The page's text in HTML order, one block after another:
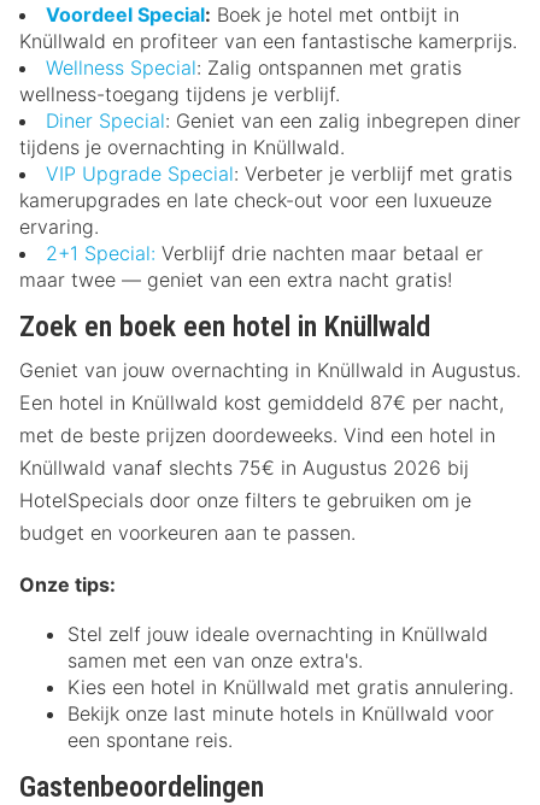
Voordeel Special: Boek je hotel met ontbijt in
Knüllwald en profiteer van een fantastische kamerprijs.
Wellness Special: Zalig ontspannen met gratis
wellness-toegang tijdens je verblijf.
Diner Special: Geniet van een zalig inbegrepen diner
tijdens je overnachting in Knüllwald.
VIP Upgrade Special: Verbeter je verblijf met gratis
kamerupgrades en late check-out voor een luxueuze
ervaring.
2+1 Special: Verblijf drie nachten maar betaal er
maar twee — geniet van een extra nacht gratis!
Zoek en boek een hotel in Knüllwald
Geniet van jouw overnachting in Knüllwald in Augustus.
Een hotel in Knüllwald kost gemiddeld 87€ per nacht,
met de beste prijzen doordeweeks. Vind een hotel in
Knüllwald vanaf slechts 75€ in Augustus 2026 bij
HotelSpecials door onze filters te gebruiken om je
budget en voorkeuren aan te passen.
Onze tips:
Stel zelf jouw ideale overnachting in Knüllwald
samen met een van onze extra's.
Kies een hotel in Knüllwald met gratis annulering.
Bekijk onze last minute hotels in Knüllwald voor
een spontane reis.
Gastenbeoordelingen